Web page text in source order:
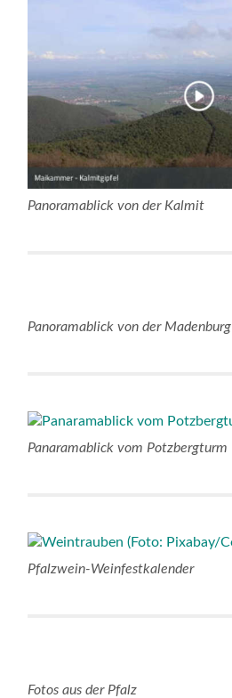
Panoramablick von der Kalmit
Panoramablick von der Madenburg
Panaramablick vom Potzbergturm
Pfalzwein-Weinfestkalender
Fotos aus der Pfalz